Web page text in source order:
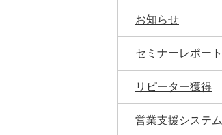
お知らせ
セミナーレポート
リピーター獲得
営業支援システム